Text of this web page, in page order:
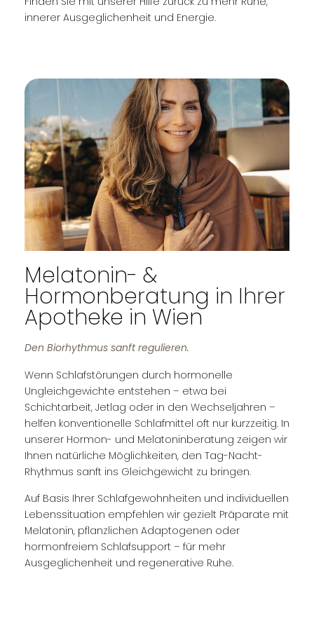
innerer Ausgeglichenheit und Energie.
Melatonin- &
Hormonberatung in Ihrer
Apotheke in Wien
Den Biorhythmus sanft regulieren.
Wenn Schlafstörungen durch hormonelle
Ungleichgewichte entstehen – etwa bei
Schichtarbeit, Jetlag oder in den Wechseljahren –
helfen konventionelle Schlafmittel oft nur kurzzeitig. In
unserer Hormon- und Melatoninberatung zeigen wir
Ihnen natürliche Möglichkeiten, den Tag-Nacht-
Rhythmus sanft ins Gleichgewicht zu bringen.
Auf Basis Ihrer Schlafgewohnheiten und individuellen
Lebenssituation empfehlen wir gezielt Präparate mit
Melatonin, pflanzlichen Adaptogenen oder
hormonfreiem Schlafsupport – für mehr
Ausgeglichenheit und regenerative Ruhe.